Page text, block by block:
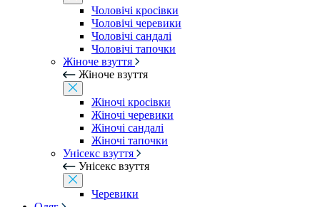
Чоловічі кросівки
Чоловічі черевики
Чоловічі сандалі
Чоловічі тапочки
Жіноче взуття
Жіноче взуття
Жіночі кросівки
Жіночі черевики
Жіночі сандалі
Жіночі тапочки
Унісекс взуття
Унісекс взуття
Черевики